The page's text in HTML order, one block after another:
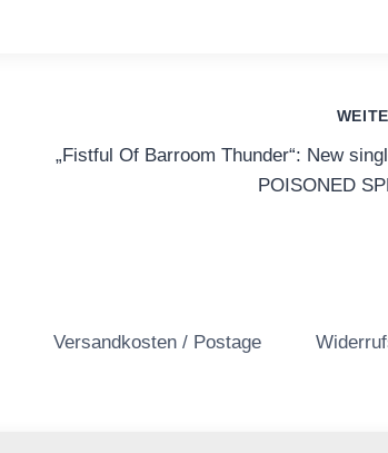
„Fistful Of Barroom Thunder“: New
POISONED
Versandkosten / Postage